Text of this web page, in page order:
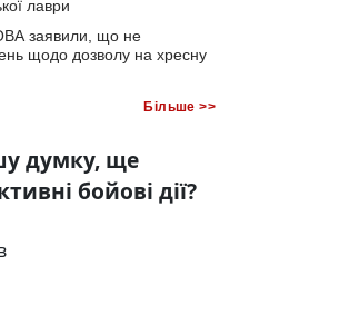
лаври
заявили, що не
щодо дозволу на хресну
Більше >>
думку, ще
бойові дії?